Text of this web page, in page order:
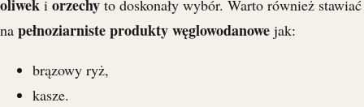
oliwek i orzechy to doskonały wybór. Warto również stawiać
na pełnoziarniste produkty węglowodanowe jak:
brązowy ryż,
kasze.